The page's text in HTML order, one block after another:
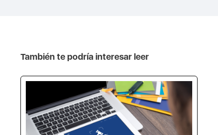
También te podría interesar leer